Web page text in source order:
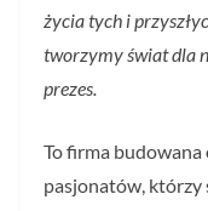
życia tych i
tworzymy świat dla
prezes.
To firma
pasjonatów, którzy